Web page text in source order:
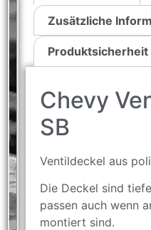
Zusätzliche
Produktsicherheit
Chevy
SB
Ventildeckel aus
Die Deckel sind
passen auch wenn
montiert sind.